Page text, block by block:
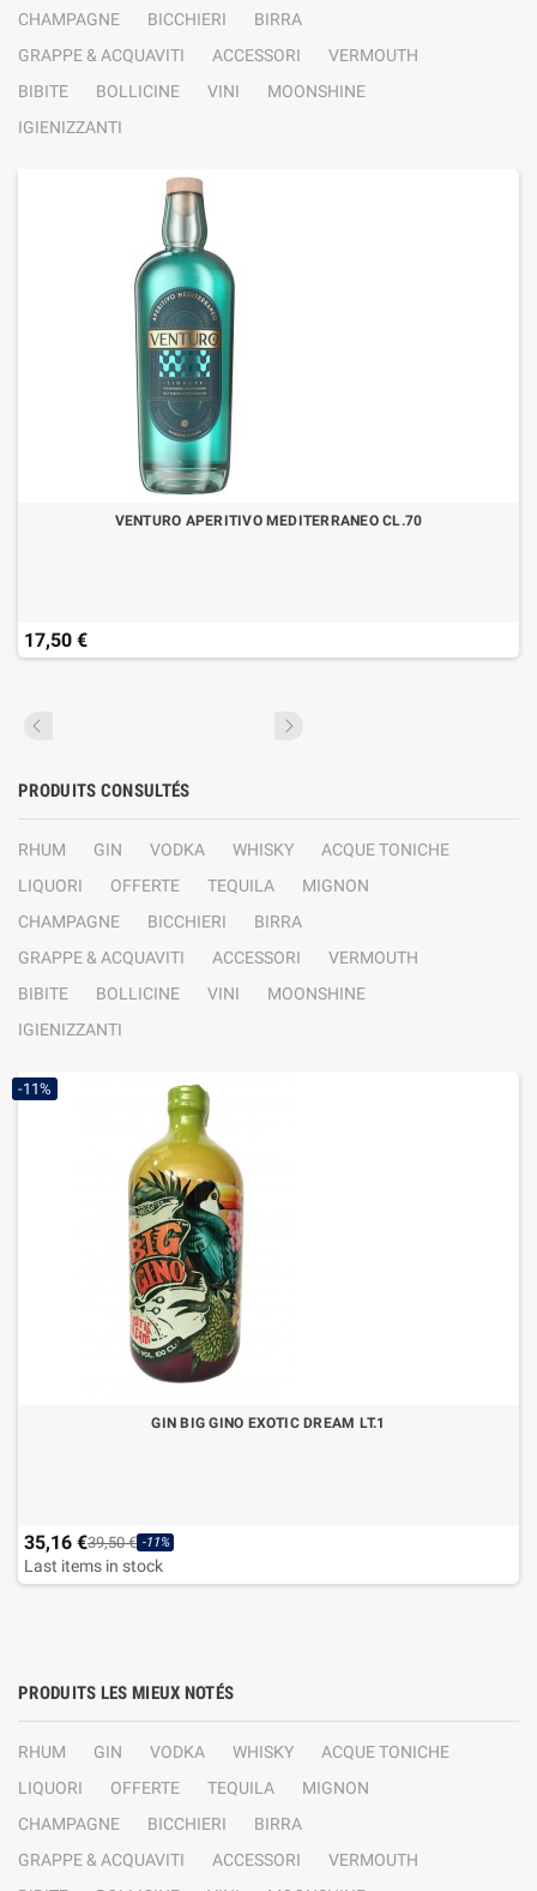
CHAMPAGNE
BICCHIERI
BIRRA
GRAPPE & ACQUAVITI
ACCESSORI
VERMOUTH
BIBITE
BOLLICINE VINI
MOONSHINE
IGIENIZZANTI
VENTURO APERITIVO MEDITERRANEO CL.70
17,50 €
PRODUITS CONSULTÉS
RHUM GIN VODKA WHISKY
ACQUE TONICHE
LIQUORI
OFFERTE TEQUILA
MIGNON
CHAMPAGNE
BICCHIERI
BIRRA
GRAPPE & ACQUAVITI
ACCESSORI
VERMOUTH
BIBITE
BOLLICINE VINI
MOONSHINE
IGIENIZZANTI
-11%
GIN BIG GINO EXOTIC DREAM LT.1
35,16 €39,50 € -11%
Last items in stock
PRODUITS LES MIEUX NOTÉS
RHUM GIN VODKA WHISKY
ACQUE TONICHE
LIQUORI
OFFERTE TEQUILA
MIGNON
CHAMPAGNE
BICCHIERI
BIRRA
GRAPPE & ACQUAVITI
ACCESSORI
VERMOUTH